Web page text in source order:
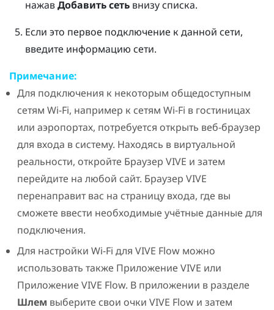
нажавДобавить сетьвнизу списка.
Если это первое подключение к данной сети,
введите информацию сети.
Примечание:
Для подключения к некоторым общедоступным
сетям Wi-Fi, например к сетям Wi-Fi в гостиницах
или аэропортах, потребуется открыть веб-браузер
для входа в систему. Находясь в виртуальной
реальности, откройте Браузер VIVE и затем
перейдите на любой сайт. Браузер VIVE
перенаправит вас на страницу входа, где вы
сможете ввести необходимые учётные данные для
подключения.
Для настройки Wi-Fi для VIVE Flowможно
использовать также Приложение VIVE или
Приложение VIVE Flow. В приложении в разделе
Шлем выберите свои очки VIVE Flowи затем